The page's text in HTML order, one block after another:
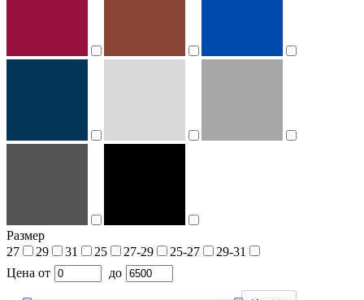
Размер
27
29 31 25 27-29 25-27
29-31
Цена от до